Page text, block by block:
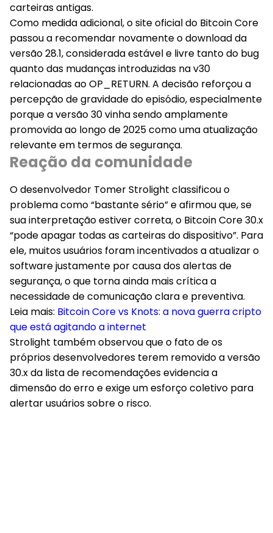
carteiras antigas.
Como medida adicional, o site oficial do Bitcoin Core
passou a recomendar novamente o download da
versão 28.1, considerada estável e livre tanto do bug
quanto das mudanças introduzidas na v30
relacionadas ao OP_RETURN. A decisão reforçou a
percepção de gravidade do episódio, especialmente
porque a versão 30 vinha sendo amplamente
promovida ao longo de 2025 como uma atualização
relevante em termos de segurança.
Reação da comunidade
O desenvolvedor Tomer Strolight classificou o
problema como “bastante sério” e afirmou que, se
sua interpretação estiver correta, o Bitcoin Core 30.x
“pode apagar todas as carteiras do dispositivo”. Para
ele, muitos usuários foram incentivados a atualizar o
software justamente por causa dos alertas de
segurança, o que torna ainda mais crítica a
necessidade de comunicação clara e preventiva.
Leia mais: Bitcoin Core vs Knots: a nova guerra cripto
que está agitando a internet
Strolight também observou que o fato de os
próprios desenvolvedores terem removido a versão
30.x da lista de recomendações evidencia a
dimensão do erro e exige um esforço coletivo para
alertar usuários sobre o risco.